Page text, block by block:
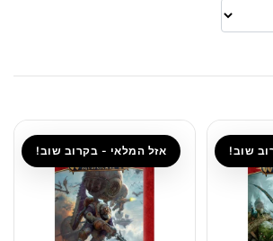
שוב! אזל המלאי - בקרוב שוב!